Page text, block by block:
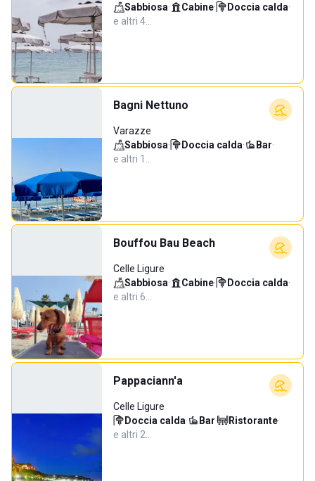
Sabbiosa· Cabine· Doccia calda·
e altri 4…
Bagni Nettuno
Varazze
Sabbiosa· Doccia calda· Bar·
e altri 1…
Bouffou Bau Beach
Celle Ligure
Sabbiosa· Cabine· Doccia calda·
e altri 6…
Pappaciann'a
Celle Ligure
Doccia calda· Bar· Ristorante·
e altri 2…